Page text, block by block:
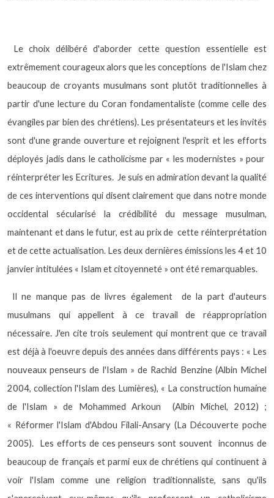
Le choix délibéré d'aborder cette question essentielle est
extrêmement courageux alors que les conceptions de l'Islam chez
beaucoup de croyants musulmans sont plutôt traditionnelles à
partir d'une lecture du Coran fondamentaliste (comme celle des
évangiles par bien des chrétiens). Les présentateurs et les invités
sont d'une grande ouverture et rejoignent l'esprit et les efforts
déployés jadis dans le catholicisme par « les modernistes » pour
réinterpréter les Ecritures. Je suis en admiration devant la qualité
de ces interventions qui disent clairement que dans notre monde
occidental sécularisé la crédibilité du message musulman,
maintenant et dans le futur, est au prix de cette réinterprétation
et de cette actualisation. Les deux dernières émissions les 4 et 10
janvier intitulées « Islam et citoyenneté » ont été remarquables.
Il ne manque pas de livres également
de la part d'auteurs
musulmans qui appellent à ce travail de réappropriation
nécessaire. J'en cite trois seulement qui montrent que ce travail
est déjà à l'oeuvre depuis des années dans différents pays : « Les
nouveaux penseurs de l'Islam » de Rachid Benzine (Albin Michel
2004, collection l'Islam des Lumières), « La construction humaine
de l'Islam » de Mohammed Arkoun
(Albin Michel, 2012) ;
« Réformer l'Islam d'Abdou Filali-Ansary (La Découverte poche
2005).
Les efforts de ces penseurs sont souvent inconnus de
beaucoup de français et parmi eux de chrétiens qui continuent à
voir l'Islam comme une religion traditionnaliste, sans qu'ils